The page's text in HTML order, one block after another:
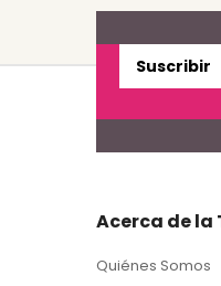
Suscribir
Acerca de la
Quiénes Somos